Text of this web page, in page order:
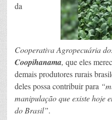
da
Cooperativa Agropecuária
Coopihanama, que eles
demais produtores rurais
deles possa contribuir para
manipulação que existe hoje
do Brasil”.